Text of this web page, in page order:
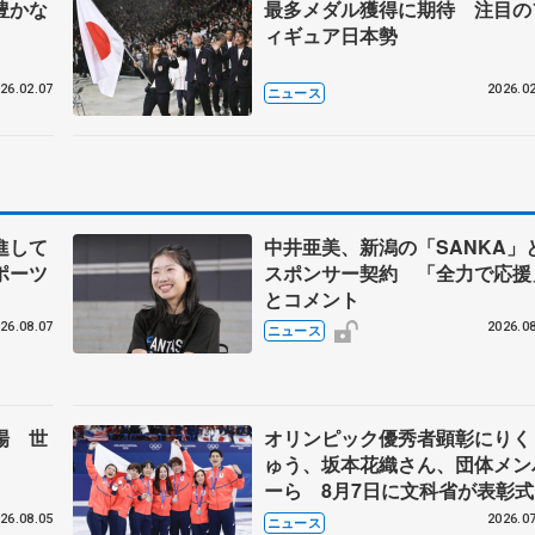
かな
最多メダル獲得に期待 注目の
ィギュア日本勢
ニュース
して
ーツ
中井亜美、新潟の「SANKA」
スポンサー契約 「全力で応援
とコメント
ニュース
世
オリンピック優秀者顕彰にりく
ゅう、坂本花織さん、団体メ
ーら 8月7日に文科省が表彰
ブルーノ・マルコット、中野
ニュース